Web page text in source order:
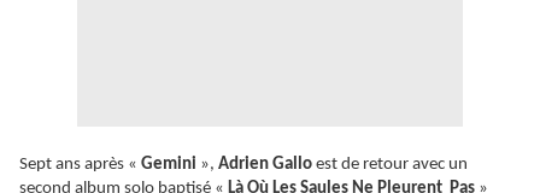
Sept ans après « Gemini », Adrien Gallo est de retour avec un
second album solo baptisé « Là Où Les Saules Ne Pleurent Pas »